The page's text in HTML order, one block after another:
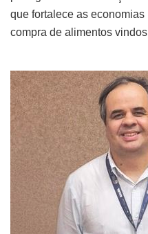
que fortalece as
compra de alimentos